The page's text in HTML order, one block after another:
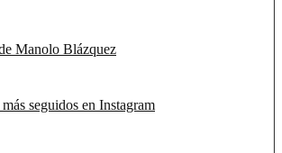
Manolo Blázquez
seguidos en Instagram